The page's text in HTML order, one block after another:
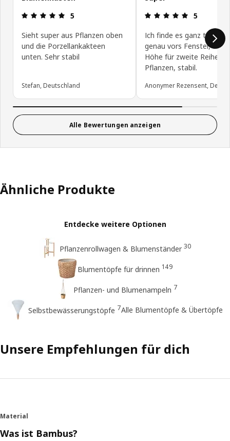
Bewertung: 5 von 5 Sterne
5
Sieht super aus Pflanzen oben
und die Porzellankakteen
unten. Sehr stabil
Stefan, Deutschland
5
Ich finde es ganz toll,
genau vors Fenster,
Höhe für zweite Reihe
Pflanzen, stabil.
Anonymer Rezensent,
Alle Bewertungen anzeigen
Ähnliche Produkte
Entdecke weitere Optionen
Pflanzenrollwagen & Blumenständer 30
Blumentöpfe für drinnen 149
Pflanzen- und Blumenampeln 7
Selbstbewässerungstöpfe 7Alle Blumentöpfe & Übertöpfe
Unsere Empfehlungen für dich
Material
Was ist Bambus?